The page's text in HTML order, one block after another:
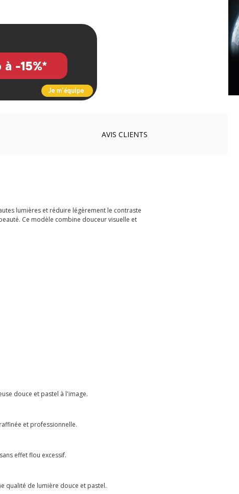
AVIS CLIENTS
lumières et réduire légèrement le contraste
Ce modèle combine douceur visuelle et
douce et pastel à l'image.
et professionnelle.
effet flou excessif.
qualité de lumière douce et pastel.